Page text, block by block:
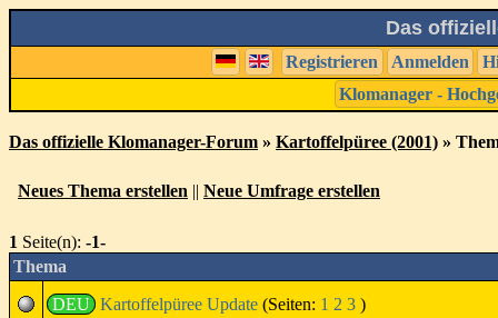
Das
Registrieren Anmelden
Klomanager -
Das offizielle Klomanager-Forum » Kartoffelpüree (2001) »
Neues Thema erstellen || Neue Umfrage erstellen
1 Seite(n): -1-
Thema
DEU Kartoffelpüree Update (Seiten: 1 2 3 )